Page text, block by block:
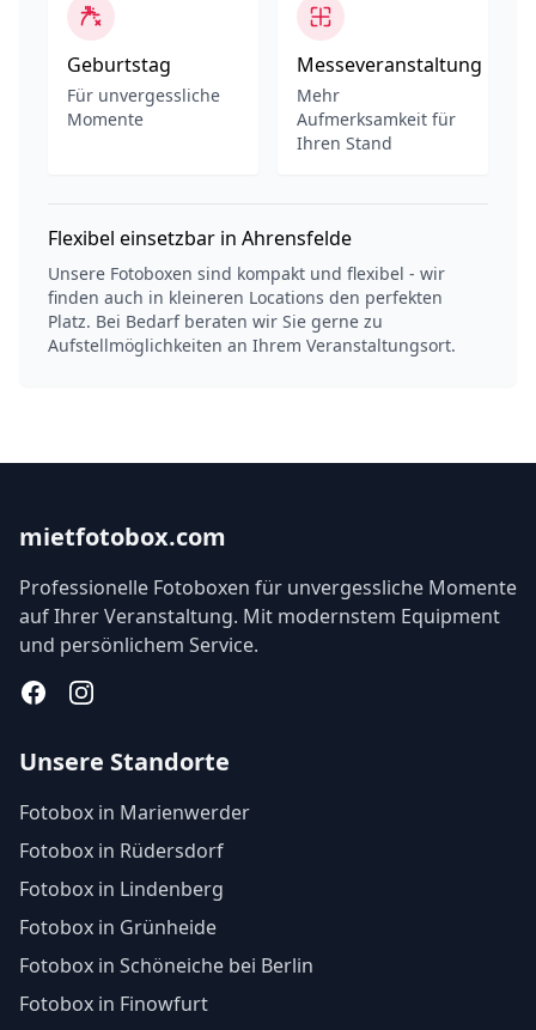
Geburtstag
Für unvergessliche
Momente
Messeveranstaltung
Mehr
Aufmerksamkeit für
Ihren Stand
Flexibel einsetzbar in Ahrensfelde
Unsere Fotoboxen sind kompakt und flexibel - wir
finden auch in kleineren Locations den perfekten
Platz. Bei Bedarf beraten wir Sie gerne zu
Aufstellmöglichkeiten an Ihrem Veranstaltungsort.
mietfotobox.com
Professionelle Fotoboxen für unvergessliche Momente
auf Ihrer Veranstaltung. Mit modernstem Equipment
und persönlichem Service.
FacebookInstagram
Unsere Standorte
Fotobox in Marienwerder
Fotobox in Rüdersdorf
Fotobox in Lindenberg
Fotobox in Grünheide
Fotobox in Schöneiche bei Berlin
Fotobox in Finowfurt